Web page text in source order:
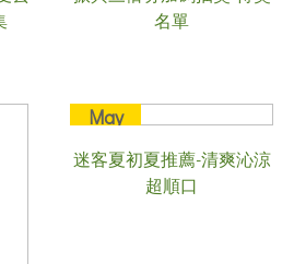
名單
May
2020
迷客夏初夏推薦-清爽沁涼
超順口